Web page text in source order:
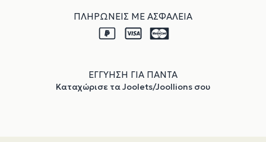
ΠΛΗΡΩΝΕΙΣ ΜΕ ΑΣΦΑΛΕΙΑ
ΕΓΓΥΗΣΗ ΓΙΑ ΠΑΝΤΑ
Καταχώρισε τα Joolets/Joollions σου